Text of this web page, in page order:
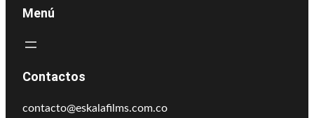
Menú
Contactos
contacto@eskalafilms.com.co